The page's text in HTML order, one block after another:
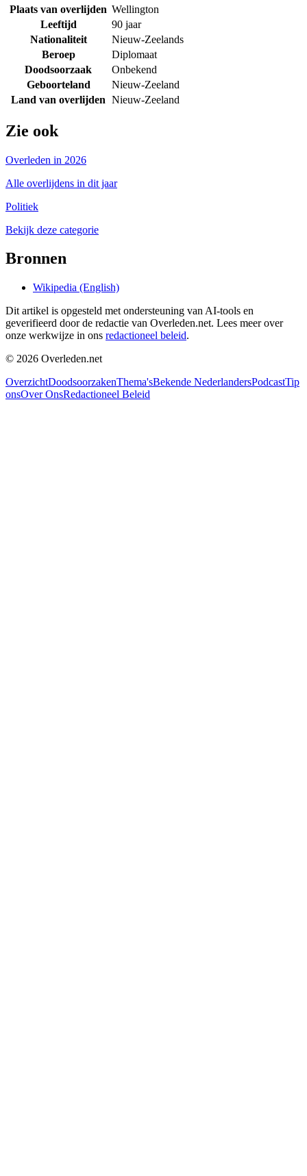
Plaats van overlijden Wellington
Leeftijd
90 jaar
Nationaliteit
Nieuw-Zeelands
Beroep
Diplomaat
Doodsoorzaak
Onbekend
Geboorteland
Nieuw-Zeeland
Land van overlijden Nieuw-Zeeland
Zie ook
Overleden in 2026
Alle overlijdens in dit jaar
Politiek
Bekijk deze categorie
Bronnen
Wikipedia (English)
Dit artikel is opgesteld met ondersteuning van AI-tools en
geverifieerd door de redactie van Overleden.net. Lees meer over
onze werkwijze in ons redactioneel beleid.
© 2026 Overleden.net
OverzichtDoodsoorzakenThema'sBekende NederlandersPodcastTip
onsOver OnsRedactioneel Beleid